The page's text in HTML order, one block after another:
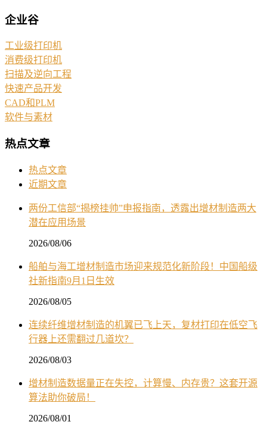
企业谷
工业级打印机
消费级打印机
扫描及逆向工程
快速产品开发
CAD和PLM
软件与素材
热点文章
热点文章
近期文章
两份工信部“揭榜挂帅”申报指南，透露出增材制造两大
潜在应用场景
2026/08/06
船舶与海工增材制造市场迎来规范化新阶段！中国船级
社新指南9月1日生效
2026/08/05
连续纤维增材制造的机翼已飞上天，复材打印在低空飞
行器上还需翻过几道坎？
2026/08/03
增材制造数据量正在失控，计算慢、内存贵？这套开源
算法助你破局！
2026/08/01